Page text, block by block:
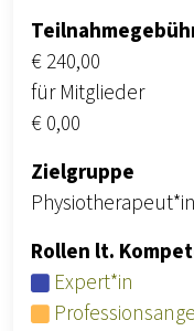
€ 240,00
für Mitglieder
€ 0,00
Zielgruppe
Rollen lt.
Expert*in